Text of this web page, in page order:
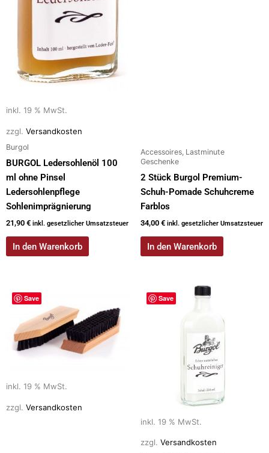
inkl. 19 % MwSt.
zzgl. Versandkosten
Burgol
BURGOL Ledersohlenöl 100
ml ohne Pinsel
Ledersohlenpflege
Sohlenimprägnierung
21,90 € inkl. gesetzlicher Umsatzsteuer
In den Warenkorb
Accessoires, Lastminute
Geschenke
2 Stück Burgol Premium-
Schuh-Pomade Schuhcreme
Farblos
34,00 € inkl. gesetzlicher Umsatzsteuer
In den Warenkorb
Save
inkl. 19 % MwSt.
zzgl. Versandkosten
Save
inkl. 19 % MwSt.
zzgl. Versandkosten